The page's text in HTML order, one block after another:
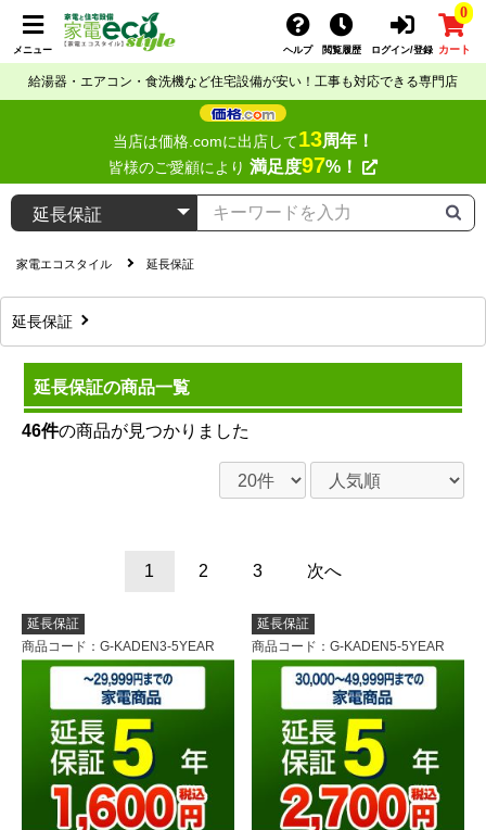
メニュー ヘルプ 閲覧履歴 ログイン/登録
0
カート
給湯器・エアコン・食洗機など住宅設備が安い！工事も対応できる専門店
当店は価格.comに出店して13周年！
皆様のご愛顧により 満足度97%！
家電エコスタイル 延長保証
延長保証
延長保証の商品一覧
46件の商品が見つかりました
1 2 3 次へ
延長保証
商品コード ：G-KADEN3-5YEAR
延長保証
商品コード ：G-KADEN5-5YEAR